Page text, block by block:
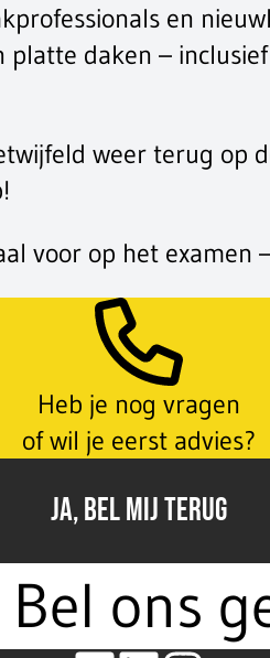
en
daken –
weer terug op
voor op het examen
Heb je nog vragen
of wil je eerst advies?
JA, BEL MIJ TERUG
Bel ons